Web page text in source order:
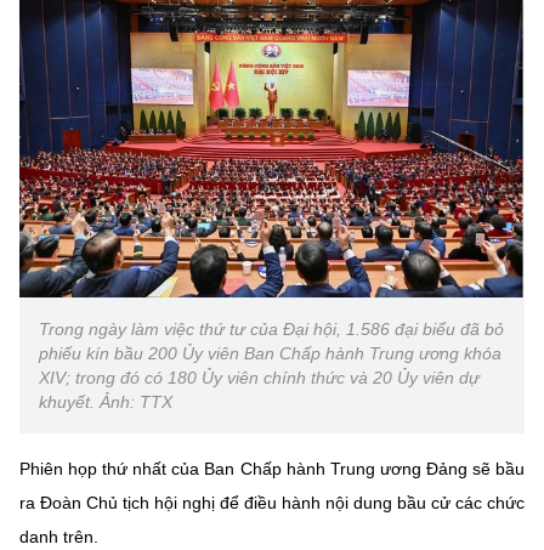
Tin tổng hợp
Tin địa phương
Bưu chính, Viễn thông
Sở hữu trí tuệ
Tiêu chuẩn, đo lường, chất lượng
Năng lượng nguyên tử
Infographic
Ảnh
Voice
Nhiệm vụ trọng tâm
Chọn ngôn ngữ
Vietnamese English
Trong ngày làm việc thứ tư của Đại hội, 1.586 đại biểu đã bỏ
phiếu kín bầu 200 Ủy viên Ban Chấp hành Trung ương khóa
XIV; trong đó có 180 Ủy viên chính thức và 20 Ủy viên dự
khuyết. Ảnh: TTX
Phiên họp thứ nhất của Ban Chấp hành Trung ương Đảng sẽ bầu
ra Đoàn Chủ tịch hội nghị để điều hành nội dung bầu cử các chức
danh trên.